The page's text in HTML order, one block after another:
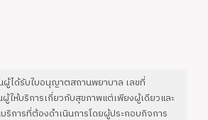
ผู้ได้รับใบอนุญาตสถานพยาบาล เลขที่
ให้บริการเกี่ยวกับสุขภาพแต่เพียงผู้เดียวและ
ริการที่ต้องดำเนินการโดยผู้ประกอบกิจการ